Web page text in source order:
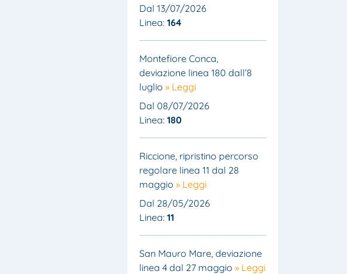
Dal 13/07/2026
Linea: 164
Montefiore Conca,
deviazione linea 180 dall’8
luglio » Leggi
Dal 08/07/2026
Linea: 180
Riccione, ripristino percorso
regolare linea 11 dal 28
maggio » Leggi
Dal 28/05/2026
Linea: 11
San Mauro Mare, deviazione
linea 4 dal 27 maggio » Leggi